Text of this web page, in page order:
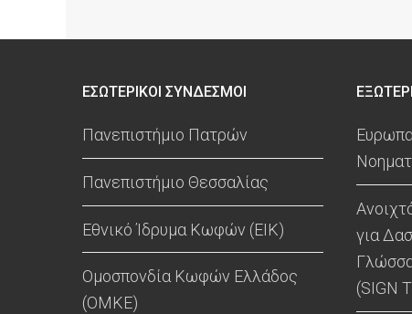
ΕΣΩΤΕΡΙΚΟΙ ΣΥΝΔΕΣΜΟΙ
Πανεπιστήμιο Πατρών
Πανεπιστήμιο Θεσσαλίας
Εθνικό Ίδρυμα Κωφών (ΕΙΚ)
Ομοσπονδία Κωφών Ελλάδος
(ΟΜΚΕ)
για
(SIGN